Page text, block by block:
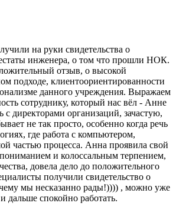
на руки свидетельства о
инженера, о том что прошли НОК.
отзыв, о высокой
подходе, клиентоориентированности
данного учреждения. Выражаем
сотруднику, который нас вёл - Анне
с директорами организаций, зачастую,
не так просто, особенно когда речь
где работа с компьютером,
частью процесса. Анна проявила свой
и колоссальным терпением,
довела дело до положительного
получили свидетельство о
мы несказанно рады!)))) , можно уже
дальше спокойно работать.